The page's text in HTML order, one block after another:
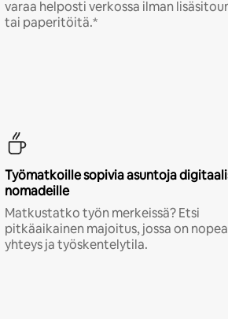
varaa helposti verkossa ilman
tai paperitöitä.*
Työmatkoille sopivia asuntoja
nomadeille
Matkustatko työn merkeissä? Etsi
pitkäaikainen majoitus, jossa on
yhteys ja työskentelytila.